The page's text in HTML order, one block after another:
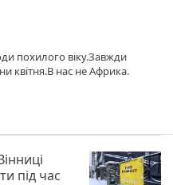
похилого віку.Завжди
квітня.В нас не Африка.
під час